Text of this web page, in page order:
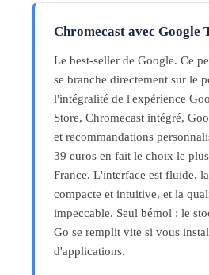
Chromecast avec Google
Le best-seller de Google. Ce
se branche directement sur le
l'intégralité de l'expérience
Store, Chromecast intégré,
et recommandations
39 euros en fait le choix le
France. L'interface est fluide,
compacte et intuitive, et la
impeccable. Seul bémol : le
Go se remplit vite si vous
d'applications.